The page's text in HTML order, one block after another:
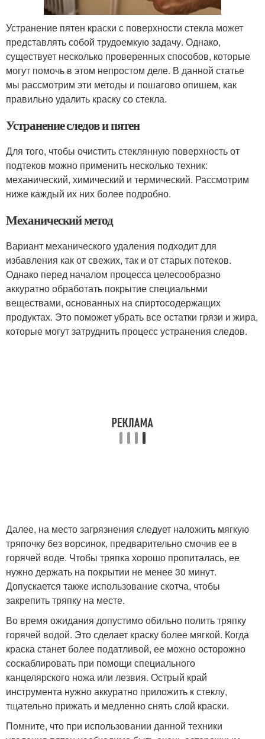
Устранение пятен краски с поверхности стекла может
представлять собой трудоемкую задачу. Однако,
существует несколько проверенных способов, которые
могут помочь в этом непростом деле. В данной статье
мы рассмотрим эти методы и пошагово опишем, как
правильно удалить краску со стекла.
Устранение следов и пятен
Для того, чтобы очистить стеклянную поверхность от
подтеков можно применить несколько техник:
механический, химический и термический. Рассмотрим
ниже каждый их них более подробно.
Механический метод
Вариант механического удаления подходит для
избавления как от свежих, так и от старых потеков.
Однако перед началом процесса целесообразно
аккуратно обработать покрытие специальнми
веществами, основанных на спиртосодержащих
продуктах. Это поможет убрать все остатки грязи и жира,
которые могут затруднить процесс устранения следов.
Далее, на место загрязнения следует наложить мягкую
тряпочку без ворсинок, предварительно смочив ее в
горячей воде. Чтобы тряпка хорошо пропиталась, ее
нужно держать на покрытии не менее 30 минут.
Допускается также использование скотча, чтобы
закрепить тряпку на месте.
Во время ожидания допустимо обильно полить тряпку
горячей водой. Это сделает краску более мягкой. Когда
краска станет более податливой, ее можно осторожно
соскаблировать при помощи специального
канцелярского ножа или лезвия. Острый край
инструмента нужно аккуратно приложить к стеклу,
тщательно прижать и медленно снять слой краски.
Помните, что при использовании данной техники